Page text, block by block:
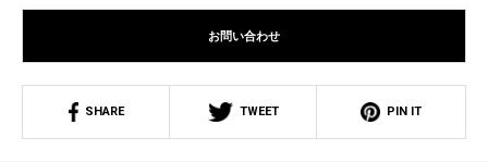
お問い合わせ
SHARE TWEET PIN IT